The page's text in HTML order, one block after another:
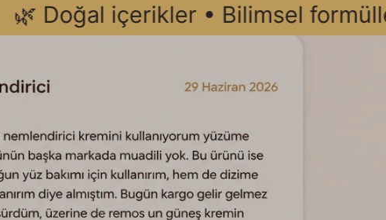
• Bilimsel formüller • Cilt